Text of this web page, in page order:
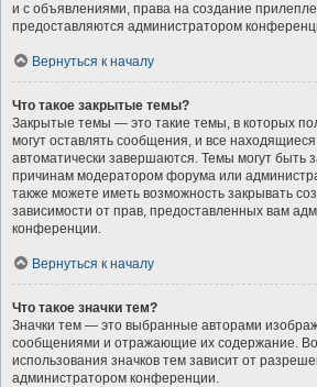
и с объявлениями, права на создание
предоставляются администратором
Вернуться к началу
Что такое закрытые темы?
Закрытые темы — это такие темы, в которых
могут оставлять сообщения, и все
автоматически завершаются. Темы могут быть
причинам модератором форума или
также можете иметь возможность закрывать
зависимости от прав, предоставленных вам
конференции.
Вернуться к началу
Что такое значки тем?
Значки тем — это выбранные авторами
сообщениями и отражающие их содержание.
использования значков тем зависит от
администратором конференции.